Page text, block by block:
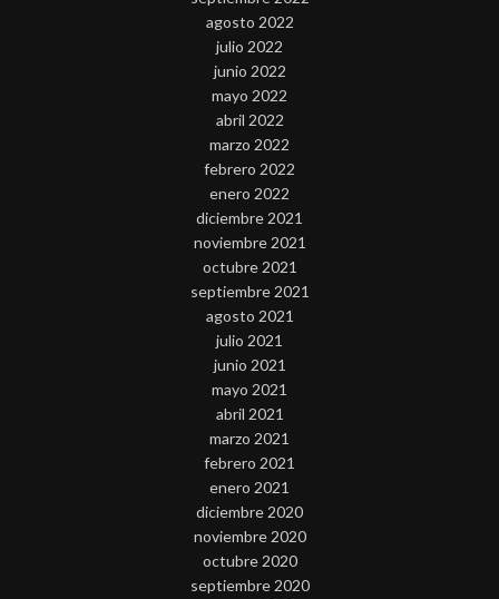
agosto 2022
julio 2022
junio 2022
mayo 2022
abril 2022
marzo 2022
febrero 2022
enero 2022
diciembre 2021
noviembre 2021
octubre 2021
septiembre 2021
agosto 2021
julio 2021
junio 2021
mayo 2021
abril 2021
marzo 2021
febrero 2021
enero 2021
diciembre 2020
noviembre 2020
octubre 2020
septiembre 2020